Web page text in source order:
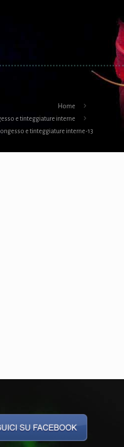
Home
e tinteggiature interne
e tinteggiature interne-13